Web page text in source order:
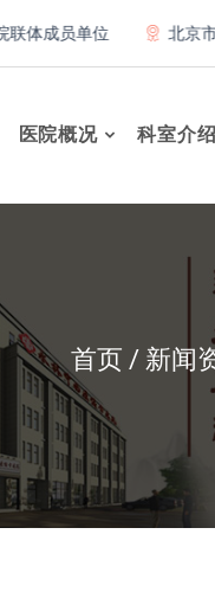
员单位 北京市老年
医院概况 科室介绍
首页 新闻